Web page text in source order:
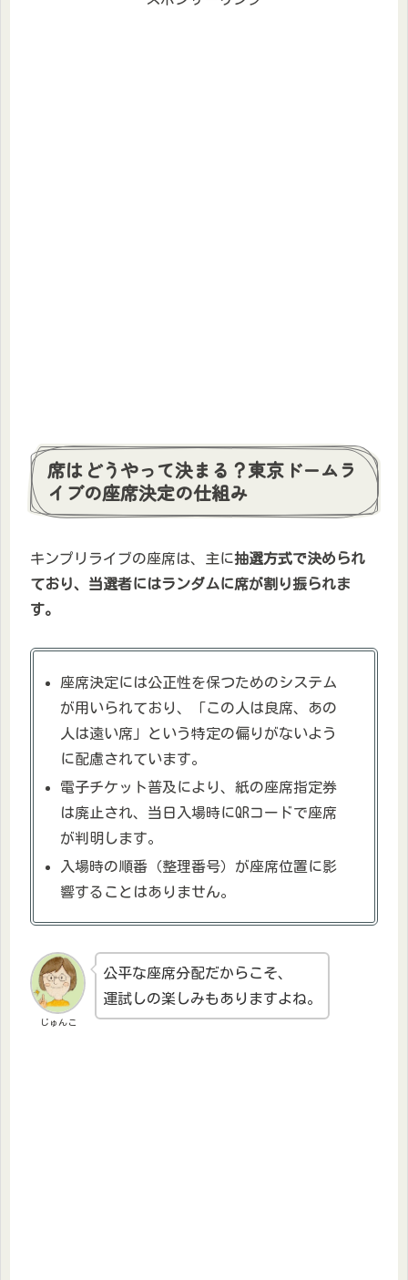
席はどうやって決まる？東京ドームラ
イブの座席決定の仕組み
キンプリライブの座席は、主に抽選方式で決められ
ており、当選者にはランダムに席が割り振られま
す。
座席決定には公正性を保つためのシステム
が用いられており、「この人は良席、あの
人は遠い席」という特定の偏りがないよう
に配慮されています。
電子チケット普及により、紙の座席指定券
は廃止され、当日入場時にQRコードで座席
が判明します。
入場時の順番（整理番号）が座席位置に影
響することはありません。
じゅんこ
公平な座席分配だからこそ、
運試しの楽しみもありますよね。